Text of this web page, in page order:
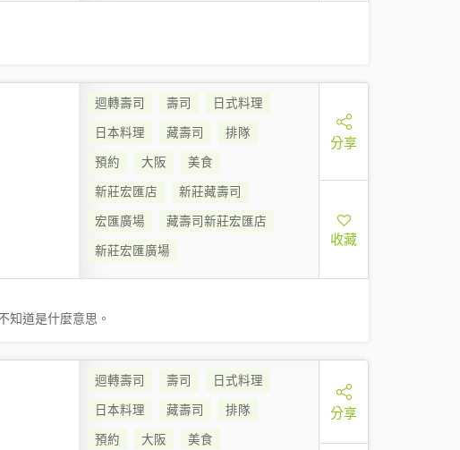
迴轉壽司 壽司
日式料理
日本料理
藏壽司
排隊
預約
大阪
美食
新莊宏匯店
新莊藏壽司
宏匯廣場
藏壽司新莊宏匯店
新莊宏匯廣場
分享
收藏
知道是什麼意思。
迴轉壽司 壽司
日式料理
日本料理
藏壽司
排隊
預約
大阪
美食
分享